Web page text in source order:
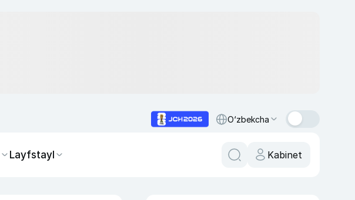
O‘zbekcha
Layfstayl Kabinet